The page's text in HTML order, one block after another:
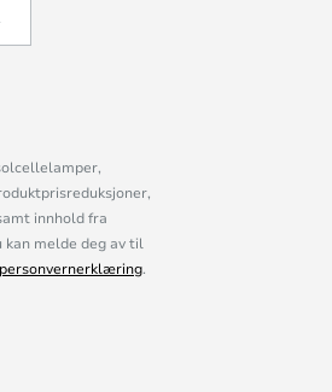
innhold fra
melde deg av til
personvernerklæring.